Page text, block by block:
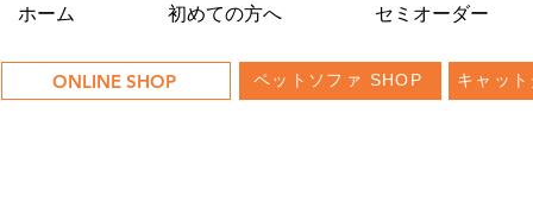
ホーム 初めての方へ セミオーダー
ONLINE SHOP ペットソファ SHOP キャッ